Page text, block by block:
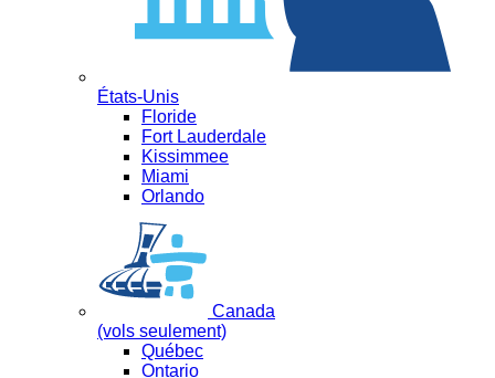
États-Unis
Floride
Fort Lauderdale
Kissimmee
Miami
Orlando
Canada
(vols seulement)
Québec
Ontario